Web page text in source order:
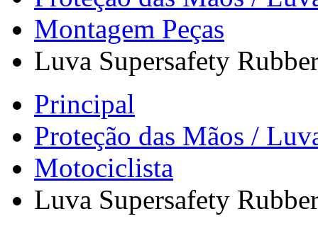
Montagem Peças
Luva Supersafety
Principal
Proteção das Mãos /
Motociclista
Luva Supersafety